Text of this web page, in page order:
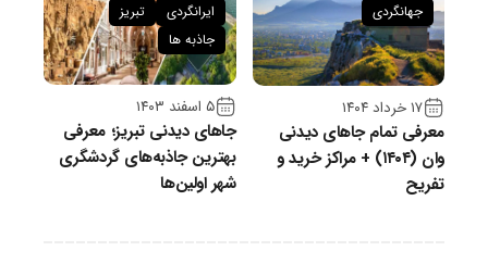
۱۷ خرداد ۱۴۰۴
معرفی تمام جاهای دیدنی
وان (۱۴۰۴) + مراکز خرید و
تفریح
جهانگردی
۵ اسفند ۱۴۰۳
جاهای دیدنی تبریز؛ معرفی
بهترین جاذبه‌های گردشگری
شهر اولین‌ها
ایرانگردی
تبریز
جاذبه ها